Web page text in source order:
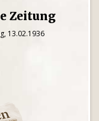
Zeitung
13.02.1936